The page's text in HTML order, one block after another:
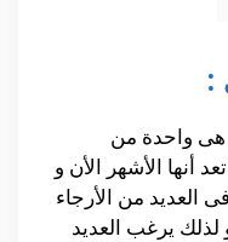
:
هى واحدة من
أنها الأشهر الأن و
العديد من الأرجاء
لذلك يرغب العديد